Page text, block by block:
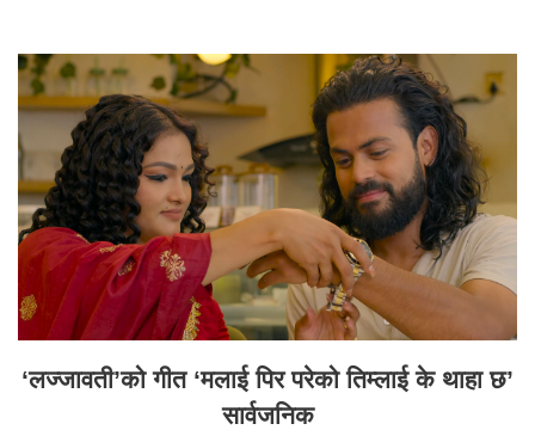
‘लज्जावती’को गीत ‘मलाई पिर परेको तिम्लाई के थाहा छ’
सार्वजनिक